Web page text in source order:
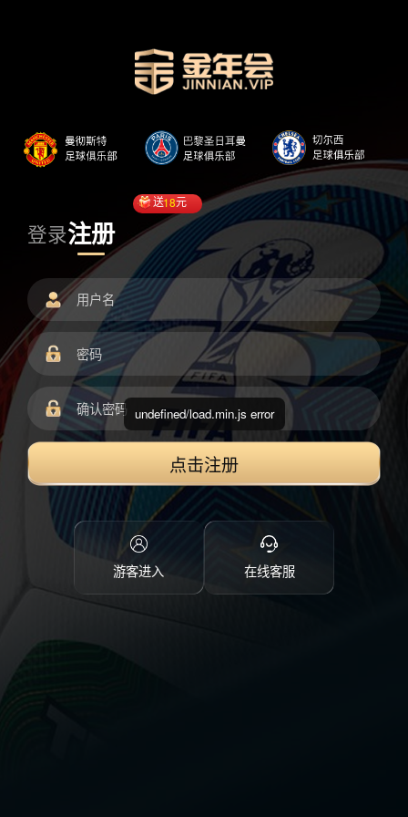
登录注册
送18元
点击注册
游客进入 在线客服
undefined/load.min.js error